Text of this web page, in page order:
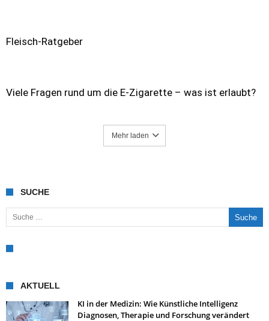
Fleisch-Ratgeber
Viele Fragen rund um die E-Zigarette – was ist erlaubt?
Mehr laden
SUCHE
Suche nach:
AKTUELL
KI in der Medizin: Wie Künstliche Intelligenz
Diagnosen, Therapie und Forschung verändert